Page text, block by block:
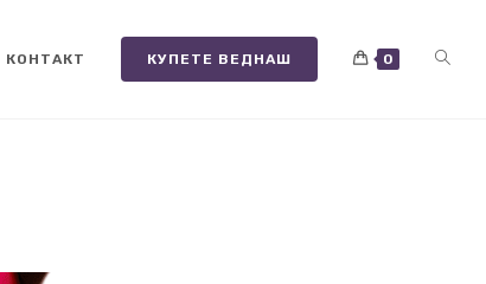
КОНТАКТ КУПЕТЕ ВЕДНАШ 0